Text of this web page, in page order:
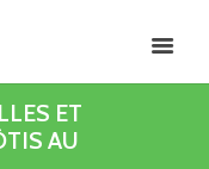
ET
AU